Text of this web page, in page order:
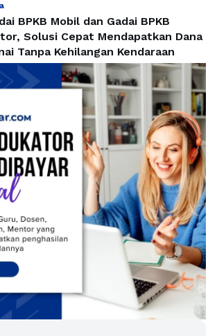
BPKB Mobil dan Gadai BPKB
Solusi Cepat Mendapatkan Dana
Tanpa Kehilangan Kendaraan